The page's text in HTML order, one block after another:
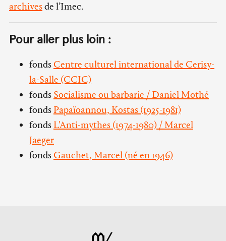
archivesde l’Imec.
Pour aller plus loin :
fondsCentre culturel international de Cerisy-
la-Salle (CCIC)
fonds Socialisme ou barbarie / Daniel Mothé
fonds Papaïoannou, Kostas (1925-1981)
fonds L'Anti-mythes (1974-1980) / Marcel
Jaeger
fondsGauchet, Marcel (né en 1946)